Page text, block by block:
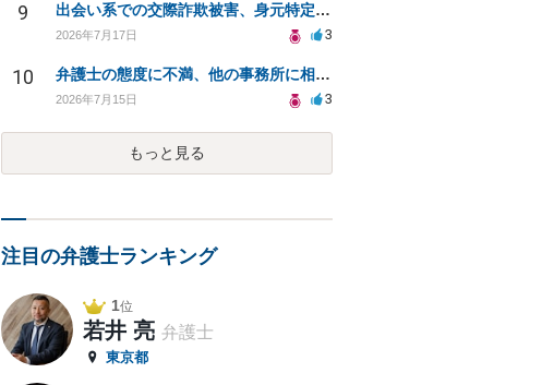
9 出会い系での交際詐欺被害、身元特定と返金請求の方法は？
2026年7月17日 3
10 弁護士の態度に不満、他の事務所に相談すべきか？
2026年7月15日 3
もっと見る
注目の弁護士ランキング
1位
若井 亮 弁護士
東京都